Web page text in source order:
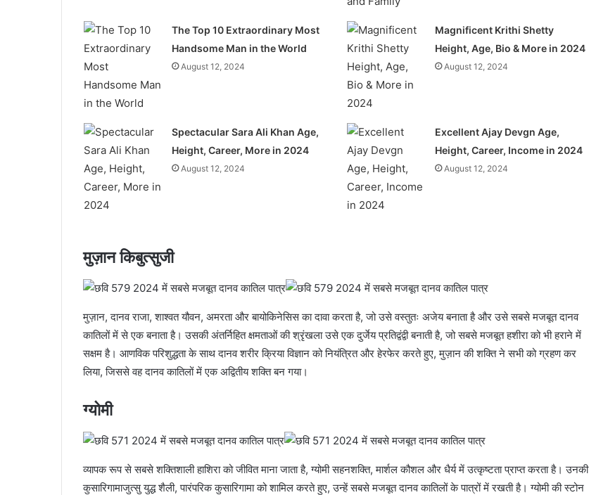
The Top 10 Extraordinary Most
Handsome Man in the World
August 12, 2024
Magnificent Krithi Shetty
Height, Age, Bio & More in 2024
August 12, 2024
Spectacular Sara Ali Khan Age,
Height, Career, More in 2024
August 12, 2024
Excellent Ajay Devgn Age,
Height, Career, Income in 2024
August 12, 2024
मुज़ान किबुत्सुजी
मुज़ान, दानव राजा, शाश्वत यौवन, अमरता और बायोकिनेसिस का दावा करता है, जो उसे वस्तुतः अजेय बनाता है और उसे सबसे मजबूत दानव
कातिलों में से एक बनाता है। उसकी अंतर्निहित क्षमताओं की श्रृंखला उसे एक दुर्जेय प्रतिद्वंद्वी बनाती है, जो सबसे मजबूत हशीरा को भी हराने में
सक्षम है। आणविक परिशुद्धता के साथ दानव शरीर क्रिया विज्ञान को नियंत्रित और हेरफेर करते हुए, मुज़ान की शक्ति ने सभी को ग्रहण कर
लिया, जिससे वह दानव कातिलों में एक अद्वितीय शक्ति बन गया।
ग्योमी
व्यापक रूप से सबसे शक्तिशाली हाशिरा को जीवित माना जाता है, ग्योमी सहनशक्ति, मार्शल कौशल और धैर्य में उत्कृष्टता प्राप्त करता है। उनकी
कुसारिगामाजुत्सु युद्ध शैली, पारंपरिक कुसारिगामा को शामिल करते हुए, उन्हें सबसे मजबूत दानव कातिलों के पात्रों में रखती है। ग्योमी की स्टोन